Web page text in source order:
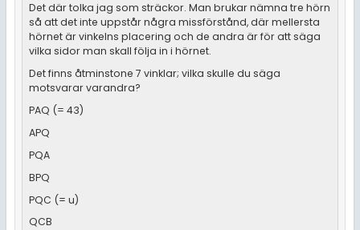
Det där tolka jag som sträckor. Man brukar nämna tre hörn
så att det inte uppstår några missförstånd, där mellersta
hörnet är vinkelns placering och de andra är för att säga
vilka sidor man skall följa in i hörnet.
Det finns åtminstone 7 vinklar; vilka skulle du säga
motsvarar varandra?
PAQ (= 43)
APQ
PQA
BPQ
PQC (= u)
QCB